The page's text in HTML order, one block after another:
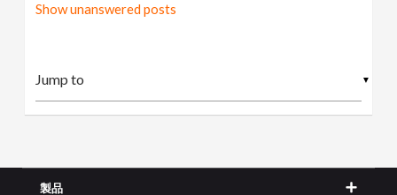
Show unanswered posts
▼
製品